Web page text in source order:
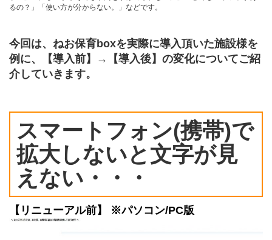
るの？」「使い方が分からない。」などです。
今回は、ねお保育boxを実際に導入頂いた施設様を
例に、
【導入前】→【導入後】の変化についてご紹
介していきます。
スマートフォン(携帯)で
拡大しないと文字が見
えない・・・
【リニューアル前】 ※パソコン/PC版